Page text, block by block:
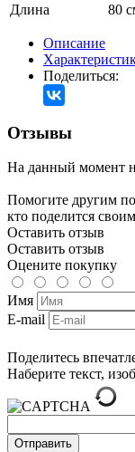
Длина
80
Описание
Поделиться:
Отзывы
На данный момент
Помогите другим
кто поделится
Оставить отзыв
Оставить отзыв
Оцените покупку
Имя
E-mail
Поделитесь
Наберите текст,
Отправить